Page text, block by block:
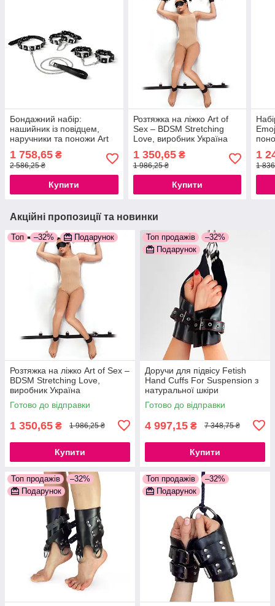
Бондажний набір:
нашийник із повідцем,
наручники та поножи Art
чорний 777store
1 758,65 ₴
2 586,25 ₴
Купити
Розтяжка на ліжко Art of
Sex – BDSM Stretching
Love, виробник Україна
1 350,65₴
1 986,25 ₴
Купити
1
1
Акційні пропозиції та новинки
Топ –32% Подарунок
Розтяжка на ліжко Art of Sex –
BDSM Stretching Love,
виробник Україна
Готово до відправки
1 350,65 ₴ 1 986,25 ₴
Купити
Топ продажів
–32%
Подарунок
Доручи для підвісу Fetish
Hand Cuffs For Suspension з
натуральної шкіри
777Store.com.ua
Готово до відправки
4 997,15 ₴ 7 348,75 ₴
Купити
Топ продажів
–32%
Подарунок
Топ продажів
–32%
Подарунок